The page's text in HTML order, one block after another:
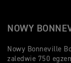
NOWY
Nowy Bonneville
zaledwie 750